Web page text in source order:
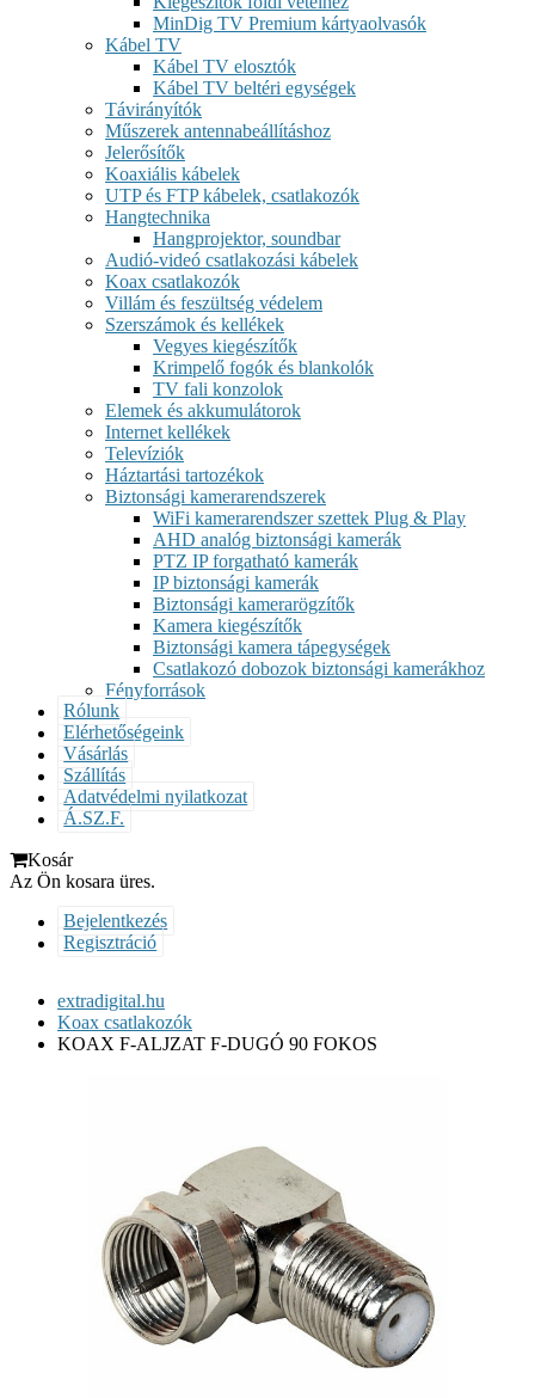
MinDig TV Premium kártyaolvasók
Kábel TV
Kábel TV elosztók
Kábel TV beltéri egységek
Távirányítók
Műszerek antennabeállításhoz
Jelerősítők
Koaxiális kábelek
UTP és FTP kábelek, csatlakozók
Hangtechnika
Hangprojektor, soundbar
Audió-videó csatlakozási kábelek
Koax csatlakozók
Villám és feszültség védelem
Szerszámok és kellékek
Vegyes kiegészítők
Krimpelő fogók és blankolók
TV fali konzolok
Elemek és akkumulátorok
Internet kellékek
Televíziók
Háztartási tartozékok
Biztonsági kamerarendszerek
WiFi kamerarendszer szettek Plug & Play
AHD analóg biztonsági kamerák
PTZ IP forgatható kamerák
IP biztonsági kamerák
Biztonsági kamerarögzítők
Kamera kiegészítők
Biztonsági kamera tápegységek
Csatlakozó dobozok biztonsági kamerákhoz
Fényforrások
Rólunk
Elérhetőségeink
Vásárlás
Szállítás
Adatvédelmi nyilatkozat
Á.SZ.F.
Kosár
Az Ön kosara üres.
Bejelentkezés
Regisztráció
extradigital.hu
Koax csatlakozók
KOAX F-ALJZAT F-DUGÓ 90 FOKOS